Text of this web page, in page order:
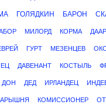
ГОЛЯДКИН БАРОН
МИЛОРД КОРМА
ГУРТ МЕЗЕНЦЕВ
ДАВЕНАНТ КОСТЫЛЬ
ДОН ДЕД ИРЛАНДЕЦ
КОМИССИОНЕР